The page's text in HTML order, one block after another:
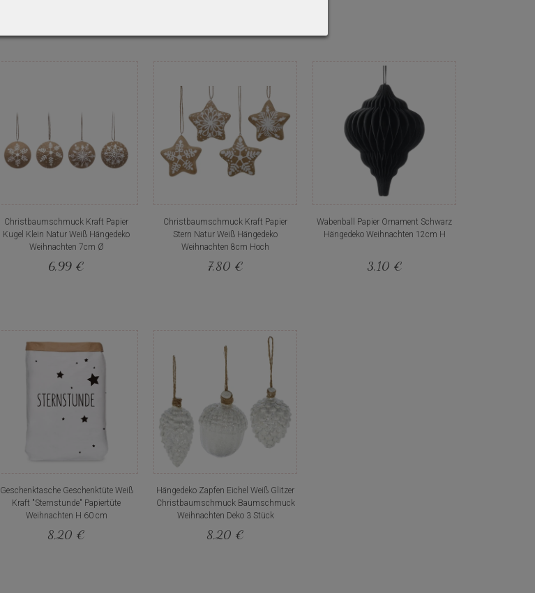
Christbaumschmuck Kraft Papier
Kugel Klein Natur Weiß Hängedeko
Weihnachten 7cm Ø
6,99 €
Christbaumschmuck Kraft Papier
Stern Natur Weiß Hängedeko
Weihnachten 8cm Hoch
7,80 €
Wabenball Papier Ornament Schwarz
Hängedeko Weihnachten 12cm H
3,10 €
Geschenktasche Geschenktüte Weiß
Kraft "Sternstunde" Papiertüte
Weihnachten H 60 cm
8,20 €
Hängedeko Zapfen Eichel Weiß Glitzer
Christbaumschmuck Baumschmuck
Weihnachten Deko 3 Stück
8,20 €